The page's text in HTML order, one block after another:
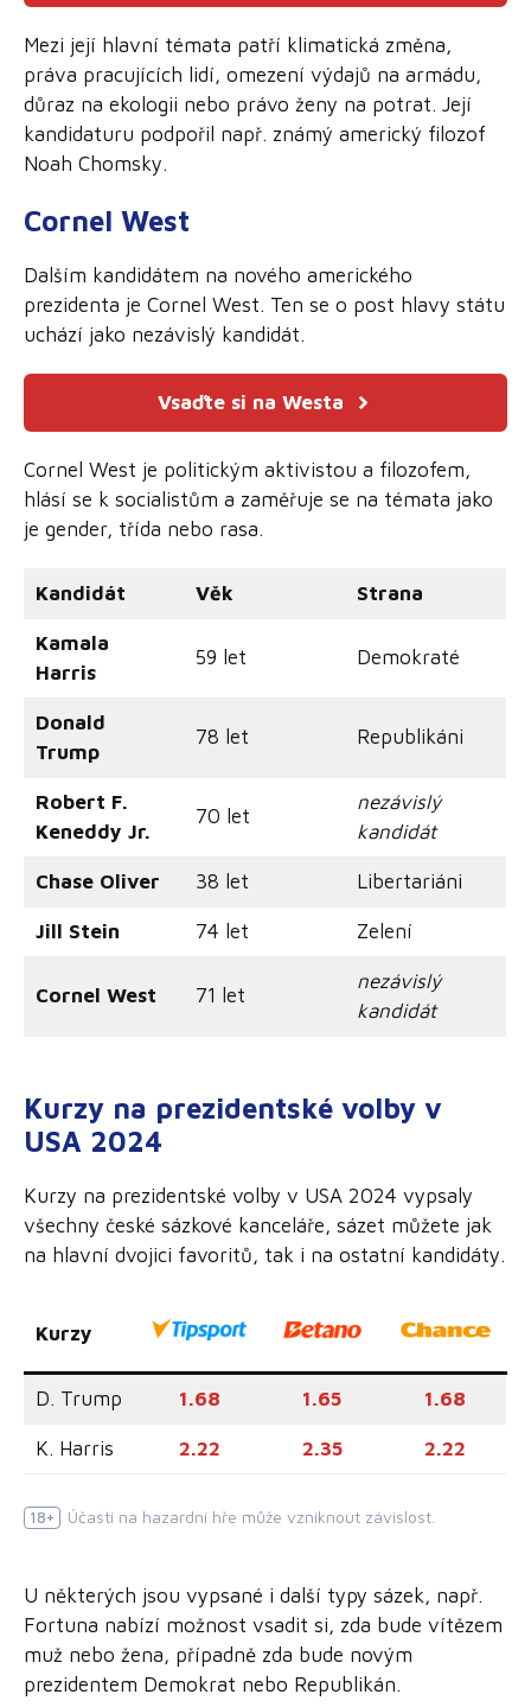
Mezi její hlavní témata patří klimatická změna,
práva pracujících lidí, omezení výdajů na armádu,
důraz na ekologii nebo právo ženy na potrat. Její
kandidaturu podpořil např. známý americký filozof
Noah Chomsky.
Cornel West
Dalším kandidátem na nového amerického
prezidenta je Cornel West. Ten se o post hlavy státu
uchází jako nezávislý kandidát.
Vsaďte si na Westa
Cornel West je politickým aktivistou a filozofem,
hlásí se k socialistům a zaměřuje se na témata jako
je gender, třída nebo rasa.
Kandidát Věk Strana
Kamala
Harris
59 let Demokraté
Donald
Trump
78 let Republikáni
Robert F.
Keneddy Jr.
70 let
nezávislý
kandidát
Chase Oliver 38 let Libertariáni
Jill Stein 74 let Zelení
Cornel West 71 let
nezávislý
kandidát
Kurzy na prezidentské volby v
USA 2024
Kurzy na prezidentské volby v USA 2024 vypsaly
všechny české sázkové kanceláře, sázet můžete jak
na hlavní dvojici favoritů, tak i na ostatní kandidáty.
Kurzy
D. Trump 1.68 1.65 1.68
K. Harris 2.22 2.35 2.22
18+ Účastí na hazardní hře může vzniknout závislost.
U některých jsou vypsané i další typy sázek, např.
Fortuna nabízí možnost vsadit si, zda bude vítězem
muž nebo žena, případně zda bude novým
prezidentem Demokrat nebo Republikán.